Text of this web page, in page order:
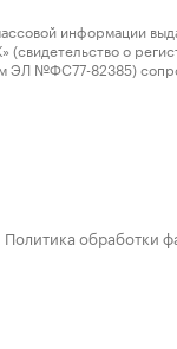
информации
о
ЭЛ №ФС77-82385)
Политика обработки